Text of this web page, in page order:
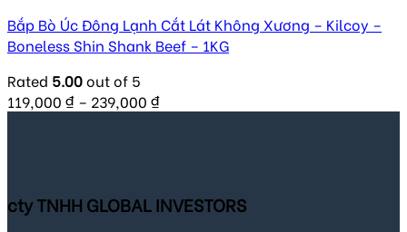
Bắp Bò Úc Đông Lạnh Cắt Lát Không Xương – Kilcoy –
Boneless Shin Shank Beef – 1KG
Rated 5.00out of 5
119,000 ₫ – 239,000 ₫
cty TNHH GLOBAL INVESTORS